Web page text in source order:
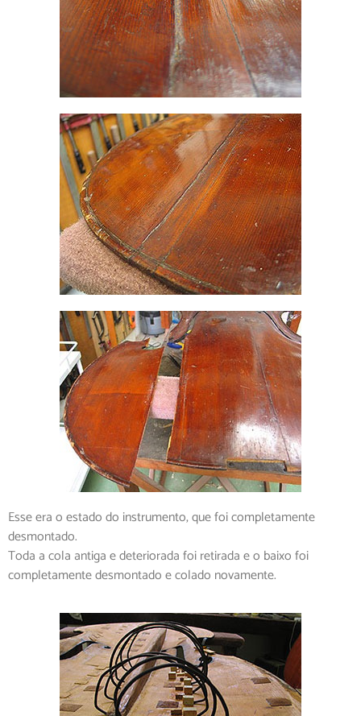
Esse era o estado do instrumento, que foi completamente
desmontado.
Toda a cola antiga e deteriorada foi retirada e o baixo foi
completamente desmontado e colado novamente.